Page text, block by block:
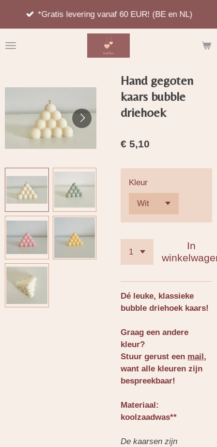
de
*Gratis levering vanaf 60 EUR! (BE en NL)
Hand gegoten
kaars bubble
driehoek
€ 5,10
Kleur
In
Dé leuke, klassieke
bubble driehoek kaars!
Graag een andere
kleur?
Stuur gerust een mail ,
want alle kleuren zijn
bespreekbaar!
Materiaal:
koolzaadwas**
De kaarsen zijn